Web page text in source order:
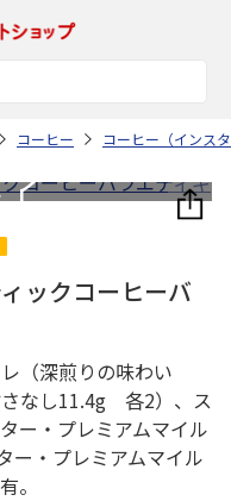
コーヒー コーヒー（インス
ックコーヒーバ
（深煎りの味わい
なし11.4g 各2）、ス
ー・プレミアムマイル
・プレミアムマイル
。